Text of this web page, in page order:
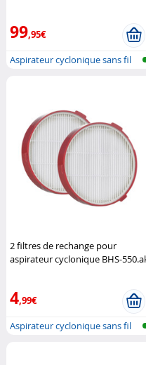
99,95€
Aspirateur cyclonique sans fil
2 filtres de rechange pour
aspirateur cyclonique BHS-
4,99€
Aspirateur cyclonique sans fil